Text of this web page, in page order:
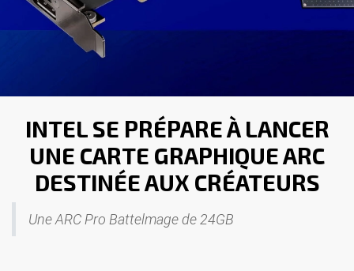
INTEL SE PRÉPARE À LANCER
UNE CARTE GRAPHIQUE ARC
DESTINÉE AUX CRÉATEURS
Une ARC Pro Battelmage de 24GB